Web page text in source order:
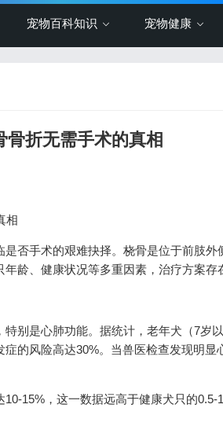
宠物百科知识 宠物健康
折无需手术的真相
相
否手术的艰难抉择。桡骨是位于前肢
龄、健康状况等多重因素，治疗方案存
别是心肺功能。据统计，老年犬（7岁
的风险高达30%。当兽医检查发现明显
15%，这一数据远高于健康犬只的0.5-